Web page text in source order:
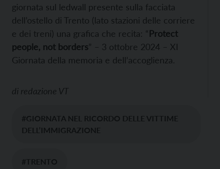
giornata sul ledwall presente sulla facciata
dell’ostello di Trento (lato stazioni delle corriere
e dei treni) una grafica che recita: “Protect
people, not borders” – 3 ottobre 2024 – XI
Giornata della memoria e dell’accoglienza.
di redazione VT
#GIORNATA NEL RICORDO DELLE VITTIME
DELL’IMMIGRAZIONE
#TRENTO